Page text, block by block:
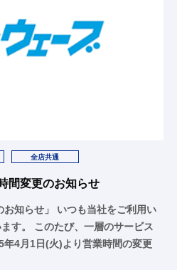
全店共通
間変更のお知らせ
知らせ」 いつも当社をご利用い
す。 このたび、一層のサービス
4月1日(火)より営業時間の変更